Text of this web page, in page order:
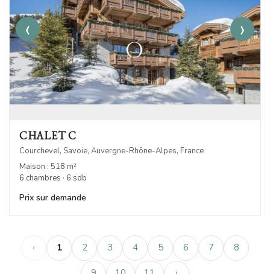
‹ ›
CHALET C
Courchevel, Savoie, Auvergne-Rhône-Alpes, France
Maison : 518 m²
6 chambres · 6 sdb
Prix sur demande
‹ 1 2 3 4 5 6 7 8